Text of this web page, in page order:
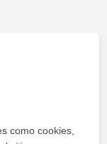
como cookies,